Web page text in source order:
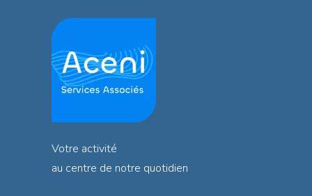
Votre activité
au centre de notre quotidien